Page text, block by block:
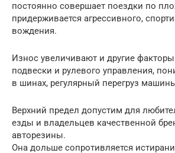
постоянно совершает поездки по
придерживается агрессивного,
вождения.
Износ увеличивают и другие
подвески и рулевого управления,
в шинах, регулярный перегруз
Верхний предел допустим для
езды и владельцев качественной
авторезины.
Она дольше сопротивляется